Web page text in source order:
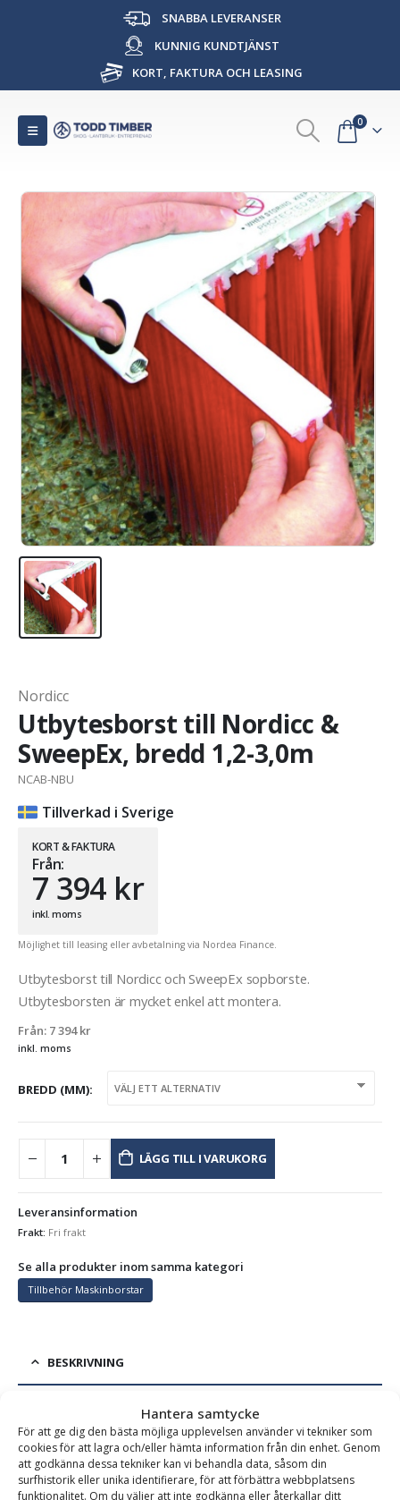
Hantera samtycke
För att ge dig den bästa möjliga upplevelsen använder vi tekniker som
cookies för att lagra och/eller hämta information från din enhet. Genom
att godkänna dessa tekniker kan vi behandla data, såsom din
surfhistorik eller unika identifierare, för att förbättra webbplatsens
funktionalitet. Om du väljer att inte godkänna eller återkallar ditt
SNABBA LEVERANSER
KUNNIG KUNDTJÄNST
KORT, FAKTURA OCH LEASING
0
Nordicc
Utbytesborst till Nordicc &
SweepEx, bredd 1,2-3,0m
NCAB-NBU
Tillverkad i Sverige
KORT & FAKTURA
Från:
7 394 kr
inkl. moms
Möjlighet till leasing eller avbetalning via Nordea Finance.
Utbytesborst till Nordicc och SweepEx sopborste.
Utbytesborsten är mycket enkel att montera.
Från: 7 394kr
inkl. moms
BREDD (MM)
LÄGG TILL I VARUKORG
Leveransinformation
Frakt: Fri frakt
Se alla produkter inom samma kategori
Tillbehör Maskinborstar
BESKRIVNING
Utbytesborst till Nordicc & SweepEx, bredd 1,2-3,0m
Utbytesborst till Nordicc och SweepEx sopborste.
Utbytesborsten är mycket enkel att montera.